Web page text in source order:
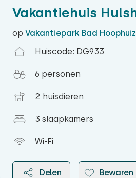
Vakantiehuis
op Vakantiepark Bad
Huiscode: DG933
6 personen
2 huisdieren
3 slaapkamers
Wi-Fi
Delen Bewaren